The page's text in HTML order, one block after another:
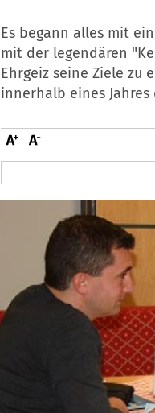
Es begann alles mit
mit der legendären
Ehrgeiz seine Ziele zu
innerhalb eines Jahres